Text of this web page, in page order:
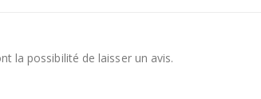
la possibilité de laisser un avis.